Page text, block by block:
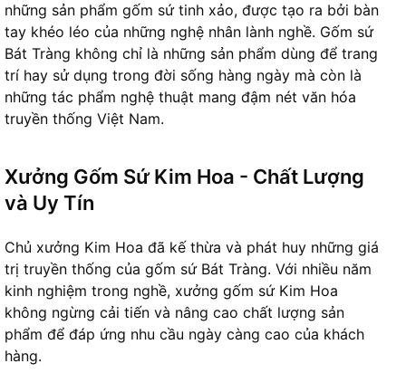
những sản phẩm gốm sứ tinh xảo, được tạo ra bởi bàn
tay khéo léo của những nghệ nhân lành nghề. Gốm sứ
Bát Tràng không chỉ là những sản phẩm dùng để trang
trí hay sử dụng trong đời sống hàng ngày mà còn là
những tác phẩm nghệ thuật mang đậm nét văn hóa
truyền thống Việt Nam.
Xưởng Gốm Sứ Kim Hoa - Chất Lượng
và Uy Tín
Chủ xưởng Kim Hoa đã kế thừa và phát huy những giá
trị truyền thống của gốm sứ Bát Tràng. Với nhiều năm
kinh nghiệm trong nghề, xưởng gốm sứ Kim Hoa
không ngừng cải tiến và nâng cao chất lượng sản
phẩm để đáp ứng nhu cầu ngày càng cao của khách
hàng.